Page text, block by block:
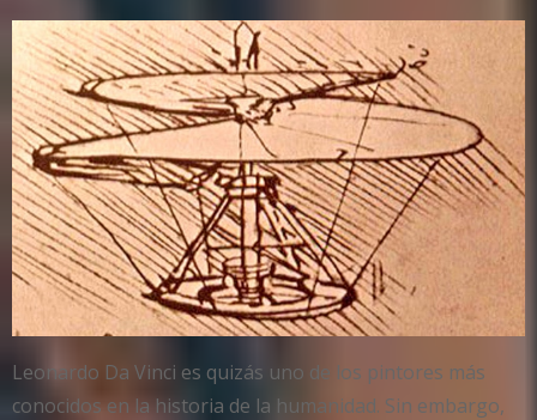
Leonardo Da Vinci es quizás uno de los pintores más
conocidos en la historia de la humanidad. Sin embargo,